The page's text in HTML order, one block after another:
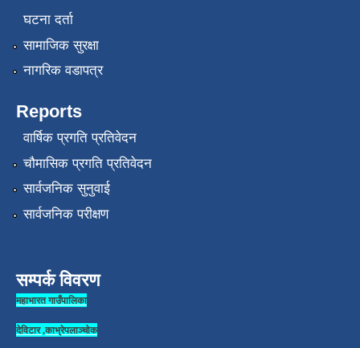
घटना दर्ता
सामाजिक सुरक्षा
नागरिक वडापत्र
Reports
वार्षिक प्रगति प्रतिवेदन
चौमासिक प्रगति प्रतिवेदन
सार्वजनिक सुनुवाई
सार्वजनिक परीक्षण
सम्पर्क विवरण
महाभारत गाउँपालिका
देविटार ,काभ्रेपलाञ्चोक